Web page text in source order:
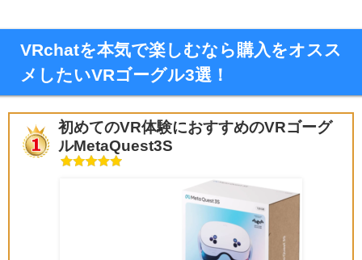
VRchatを本気で楽しむなら購入をオスス
メしたいVRゴーグル3選！
初めてのVR体験におすすめのVRゴーグ
ルMetaQuest3S